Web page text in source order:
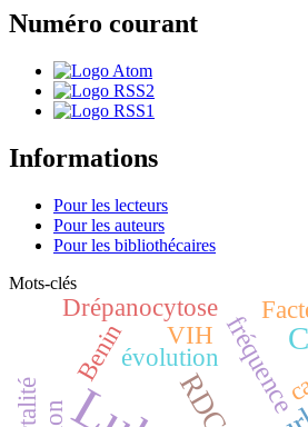
Numéro courant
Informations
Pour les lecteurs
Pour les auteurs
Pour les bibliothécaires
Mots-clés
RDCfréquence
évolution
VIH
Drépanocytose
Benin